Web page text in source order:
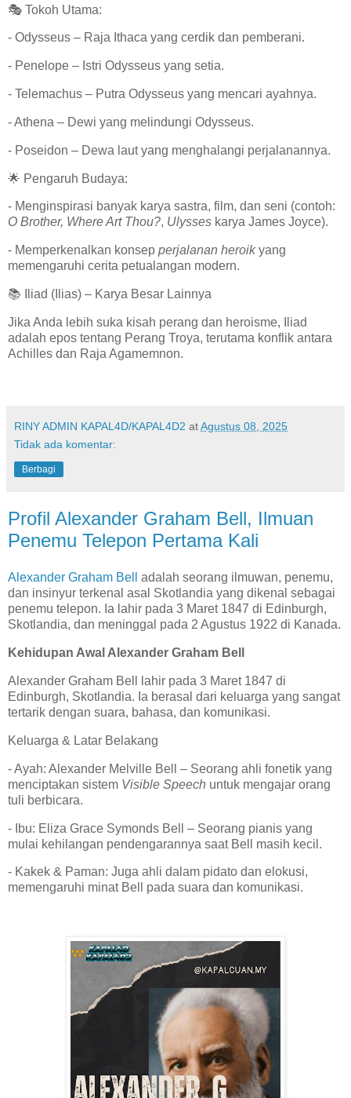
🎭 Tokoh Utama:
- Odysseus – Raja Ithaca yang cerdik dan pemberani.
- Penelope – Istri Odysseus yang setia.
- Telemachus – Putra Odysseus yang mencari ayahnya.
- Athena – Dewi yang melindungi Odysseus.
- Poseidon – Dewa laut yang menghalangi perjalanannya.
🌟 Pengaruh Budaya:
- Menginspirasi banyak karya sastra, film, dan seni (contoh:
O Brother, Where Art Thou?, Ulysses karya James Joyce).
- Memperkenalkan konsep perjalanan heroikyang
memengaruhi cerita petualangan modern.
📚 Iliad (Ilias) – Karya Besar Lainnya
Jika Anda lebih suka kisah perang dan heroisme, Iliad
adalah epos tentang Perang Troya, terutama konflik antara
Achilles dan Raja Agamemnon.
RINY ADMIN KAPAL4D/KAPAL4D2 atAgustus 08, 2025
Tidak ada komentar:
Berbagi
Profil Alexander Graham Bell, Ilmuan
Penemu Telepon Pertama Kali
Alexander Graham Bell
adalah seorang ilmuwan, penemu,
dan insinyur terkenal asal Skotlandia yang dikenal sebagai
penemu telepon. Ia lahir pada 3 Maret 1847 di Edinburgh,
Skotlandia, dan meninggal pada 2 Agustus 1922 di Kanada.
Kehidupan Awal Alexander Graham Bell
Alexander Graham Bell lahir pada 3 Maret 1847 di
Edinburgh, Skotlandia. Ia berasal dari keluarga yang sangat
tertarik dengan suara, bahasa, dan komunikasi.
Keluarga & Latar Belakang
- Ayah: Alexander Melville Bell – Seorang ahli fonetik yang
menciptakan sistem Visible Speech untuk mengajar orang
tuli berbicara.
- Ibu: Eliza Grace Symonds Bell – Seorang pianis yang
mulai kehilangan pendengarannya saat Bell masih kecil.
- Kakek & Paman: Juga ahli dalam pidato dan elokusi,
memengaruhi minat Bell pada suara dan komunikasi.